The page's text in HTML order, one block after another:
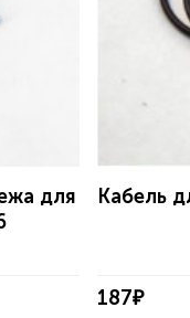
для
Кабель
187₽